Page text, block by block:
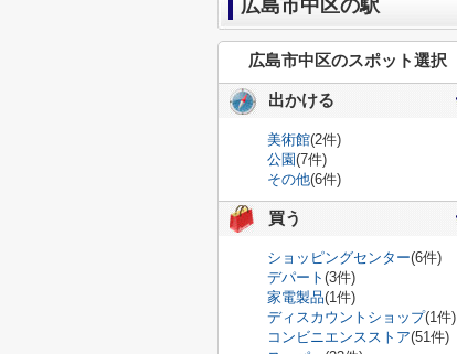
広島市中区の駅
広島市中区のスポット選択
出かける
美術館(2件)
公園(7件)
その他(6件)
買う
ショッピングセンター(6件)
デパート (3件)
家電製品(1件)
ディスカウントショップ(1件)
コンビニエンスストア(51件)